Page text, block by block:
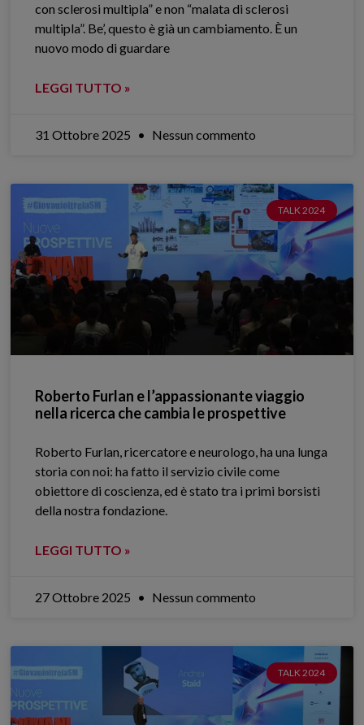
con sclerosi multipla” e non “malata di sclerosi
multipla”. Be’, questo è già un cambiamento. È un
nuovo modo di guardare
LEGGI TUTTO »
31 Ottobre 2025 Nessun commento
TALK 2024
Roberto Furlan e l’appassionante viaggio
nella ricerca che cambia le prospettive
Roberto Furlan, ricercatore e neurologo, ha una lunga
storia con noi: ha fatto il servizio civile come
obiettore di coscienza, ed è stato tra i primi borsisti
della nostra fondazione.
LEGGI TUTTO »
27 Ottobre 2025 Nessun commento
TALK 2024